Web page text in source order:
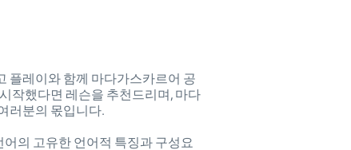
플레이와 함께 마다가스카르어 공
작했다면 레슨을 추천드리며, 마다
러분의 몫입니다.
의 고유한 언어적 특징과 구성요